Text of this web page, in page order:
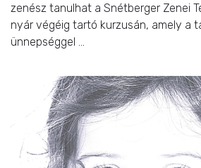
zenész tanulhat a Snétberger Zenei
nyár végéig tartó kurzusán, amely a
ünnepséggel ...